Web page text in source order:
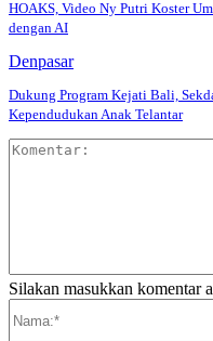
HOAKS, Video Ny Putri Koster
dengan AI
Denpasar
Dukung Program Kejati Bali,
Kependudukan Anak Telantar
Silakan masukkan komentar